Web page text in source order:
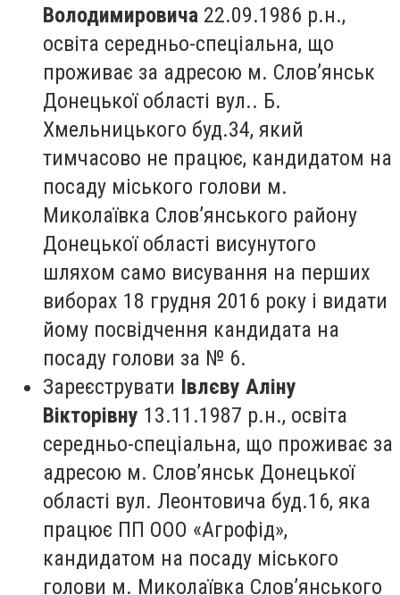
Володимировича 22.09.1986 р.н.,
освіта середньо-спеціальна, що
проживає за адресою м. Слов’янськ
Донецької області вул.. Б.
Хмельницького буд.34, який
тимчасово не працює, кандидатом на
посаду міського голови м.
Миколаївка Слов’янського району
Донецької області висунутого
шляхом само висування на перших
виборах 18 грудня 2016 року і видати
йому посвідчення кандидата на
посаду голови за № 6.
Зареєструвати Івлєву Аліну
Вікторівну 13.11.1987 р.н., освіта
середньо-спеціальна, що проживає за
адресою м. Слов’янськ Донецької
області вул. Леонтовича буд.16, яка
працює ПП ООО «Агрофід»,
кандидатом на посаду міського
голови м. Миколаївка Слов’янського